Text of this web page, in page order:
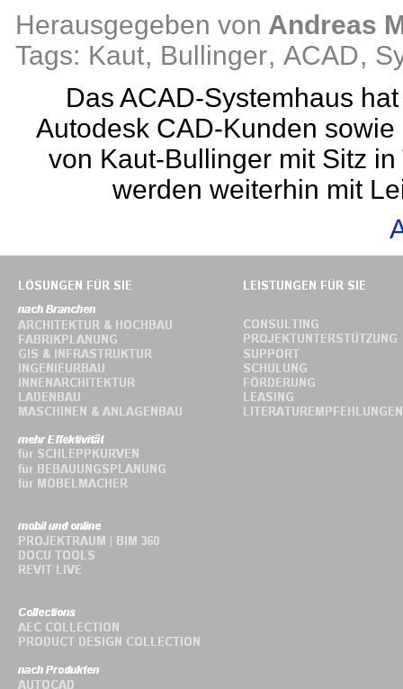
Herausgegeben von Andreas
Tags: Kaut, Bullinger, ACAD,
Das ACAD-Systemhaus
Autodesk CAD-Kunden
von Kaut-Bullinger mit Sitz
werden weiterhin mit